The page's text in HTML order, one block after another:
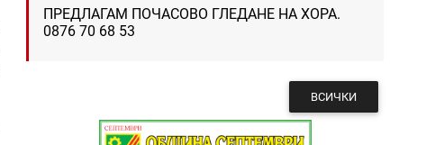
ПРЕДЛАГАМ ПОЧАСОВО ГЛЕДАНЕ НА ХОРА.
0876 70 68 53
ВСИЧКИ